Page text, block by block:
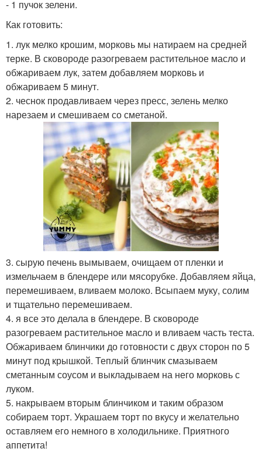
- 1 пучок зелени.
Как готовить:
1. лук мелко крошим, морковь мы натираем на средней
терке. В сковороде разогреваем растительное масло и
обжариваем лук, затем добавляем морковь и
обжариваем 5 минут.
2. чеснок продавливаем через пресс, зелень мелко
нарезаем и смешиваем со сметаной.
3. сырую печень вымываем, очищаем от пленки и
измельчаем в блендере или мясорубке. Добавляем яйца,
перемешиваем, вливаем молоко. Всыпаем муку, солим
и тщательно перемешиваем.
4. я все это делала в блендере. В сковороде
разогреваем растительное масло и вливаем часть теста.
Обжариваем блинчики до готовности с двух сторон по 5
минут под крышкой. Теплый блинчик смазываем
сметанным соусом и выкладываем на него морковь с
луком.
5. накрываем вторым блинчиком и таким образом
собираем торт. Украшаем торт по вкусу и желательно
оставляем его немного в холодильнике. Приятного
аппетита!